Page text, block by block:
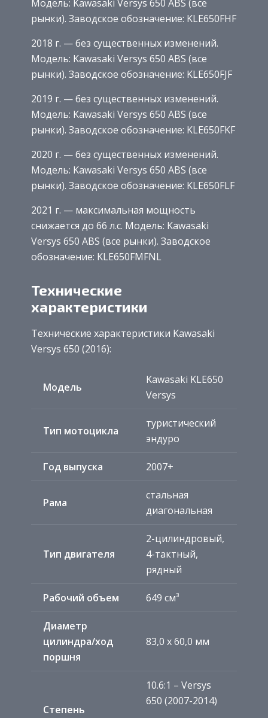
Модель: Kawasaki Versys 650 ABS (все
рынки). Заводское обозначение: KLE650FHF
2018 г. — без существенных изменений.
Модель: Kawasaki Versys 650 ABS (все
рынки). Заводское обозначение: KLE650FJF
2019 г. — без существенных изменений.
Модель: Kawasaki Versys 650 ABS (все
рынки). Заводское обозначение: KLE650FKF
2020 г. — без существенных изменений.
Модель: Kawasaki Versys 650 ABS (все
рынки). Заводское обозначение: KLE650FLF
2021 г. — максимальная мощность
снижается до 66 л.с. Модель: Kawasaki
Versys 650 ABS (все рынки). Заводское
обозначение: KLE650FMFNL
Технические
характеристики
Технические характеристики Kawasaki
Versys 650 (2016):
Модель
Kawasaki KLE650
Versys
Тип мотоцикла
туристический
эндуро
Год выпуска 2007+
Рама
стальная
диагональная
Тип двигателя
2-цилиндровый,
4-тактный,
рядный
Рабочий объем 649 см³
Диаметр
цилиндра/ход
поршня
83,0 x 60,0 мм
Степень
10.6:1 – Versys
650 (2007-2014)